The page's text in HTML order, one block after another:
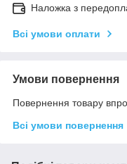
Наложка з
Всі умови оплати
Умови повернення
Повернення товару
Всі умови повернення